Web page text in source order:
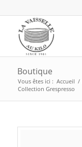
Boutique
Vous êtes ici : Accueil /
Collection Grespresso